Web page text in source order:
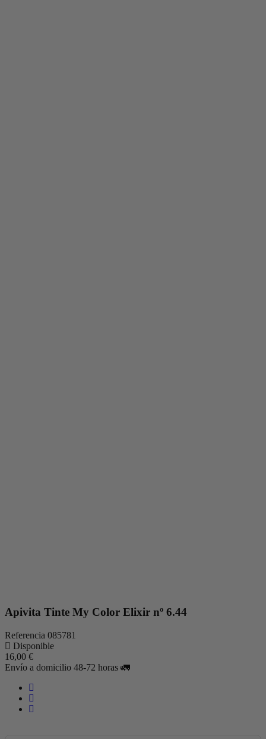
Apivita Tinte My Color Elixir nº 6.44
Referencia 085781
Disponible
16,00 €
Envío a domicilio 48-72 horas 🚛